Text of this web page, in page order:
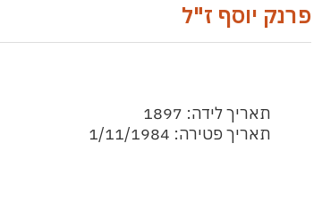
פרנק יוסף ז"ל
תאריך לידה: 1897
תאריך פטירה: 1/11/1984